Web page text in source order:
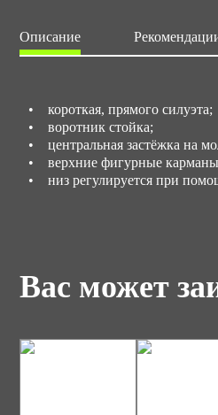
Описание
• короткая, прямого силуэта;
• воротник стойка;
• центральная застёжка на
• верхние фигурные
• низ регулируется при
Вас может